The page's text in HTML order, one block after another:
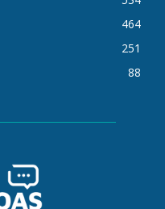
464
251
88